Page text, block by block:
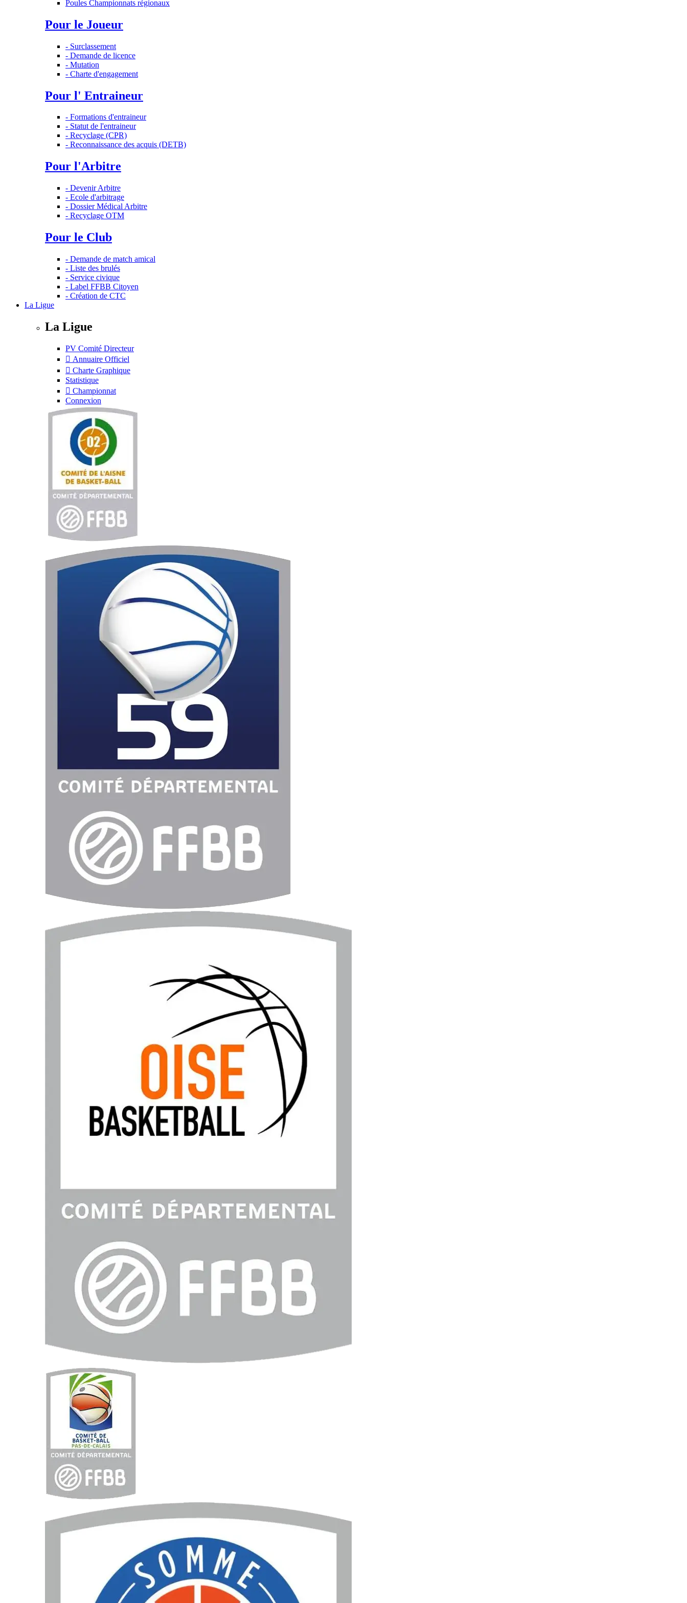
Poules Championnats régionaux
Pour le Joueur
- Surclassement
- Demande de licence
- Mutation
- Charte d'engagement
Pour l' Entraineur
- Formations d'entraineur
- Statut de l'entraineur
- Recyclage (CPR)
- Reconnaissance des acquis (DETB)
Pour l'Arbitre
- Devenir Arbitre
- Ecole d'arbitrage
- Dossier Médical Arbitre
- Recyclage OTM
Pour le Club
- Demande de match amical
- Liste des brulés
- Service civique
- Label FFBB Citoyen
- Création de CTC
La Ligue
La Ligue
PV Comité Directeur
Annuaire Officiel
Charte Graphique
Statistique
Championnat
Connexion